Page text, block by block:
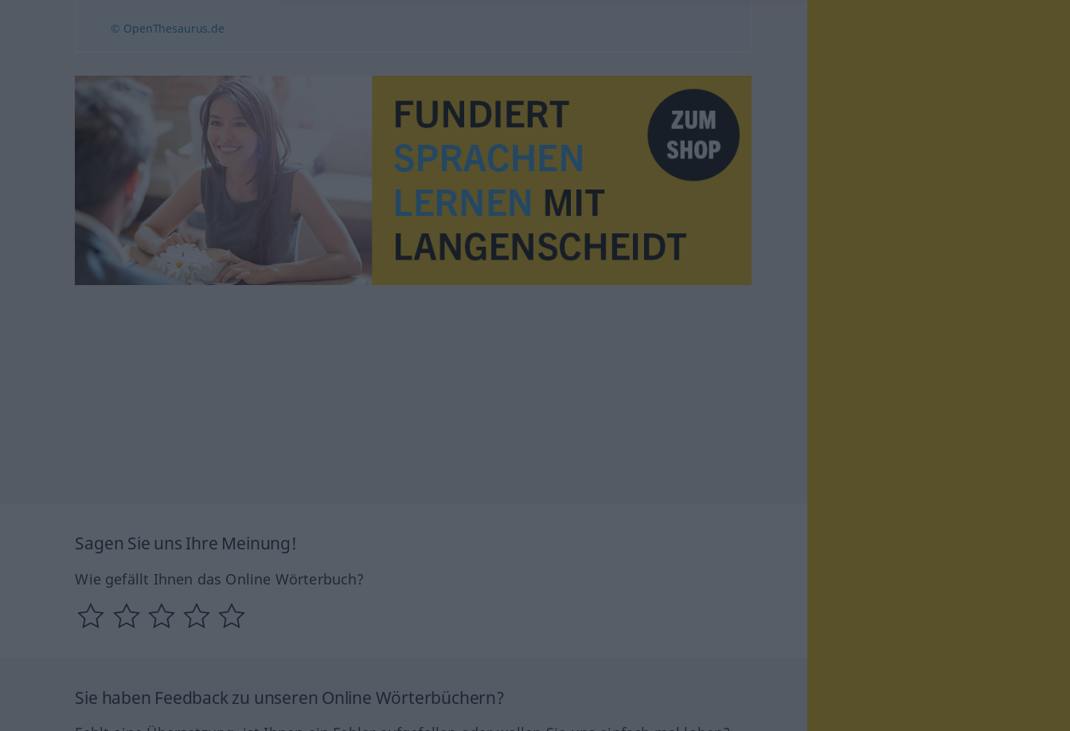
© OpenThesaurus.de
Sagen Sie uns Ihre Meinung!
Wie gefällt Ihnen das Online Wörterbuch?
Sie haben Feedback zu unseren Online Wörterbüchern?